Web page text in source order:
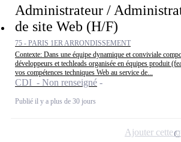
Administrateur /
de site Web (H/F)
75 - PARIS 1ER ARRONDISSEMENT
Contexte: Dans une équipe dynamique et conviviale
développeurs et techleads organisée en équipes produit
vos compétences techniques Web au service de...
CDI - Non renseigné
Publié il y a plus de 30 jours
Ajouter cette